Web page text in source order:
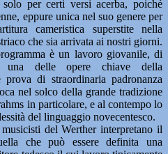
per certi versi acerba, poiché
eppure unica nel suo genere per
cameristica superstite nella
che sia arrivata ai nostri giorni.
è un lavoro giovanile, di
una delle opere chiave della
prova di straordinaria padronanza
nel solco della grande tradizione
in particolare, e al contempo lo
del linguaggio novecentesco.
del Werther interpretano il
che può essere definita una